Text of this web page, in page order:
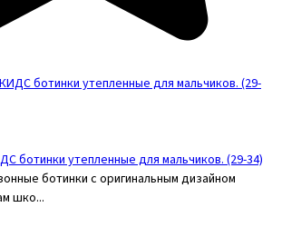
ботинки утепленные для мальчиков. (29-34)
ботинки с оригинальным дизайном
шко...